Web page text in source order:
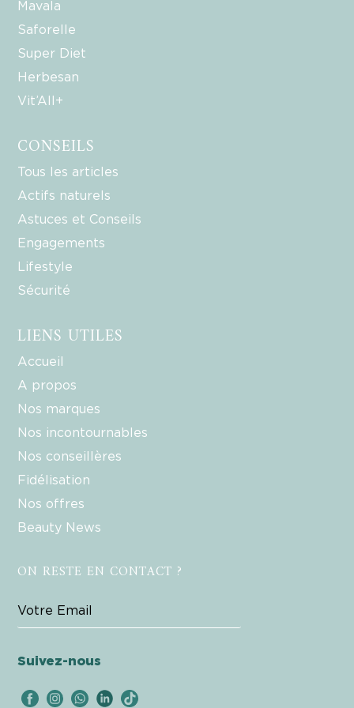
Mavala
Saforelle
Super Diet
Herbesan
Vit’All+
CONSEILS
Tous les articles
Actifs naturels
Astuces et Conseils
Engagements
Lifestyle
Sécurité
LIENS UTILES
Accueil
A propos
Nos marques
Nos incontournables
Nos conseillères
Fidélisation
Nos offres
Beauty News
ON RESTE EN CONTACT ?
Suivez-nous